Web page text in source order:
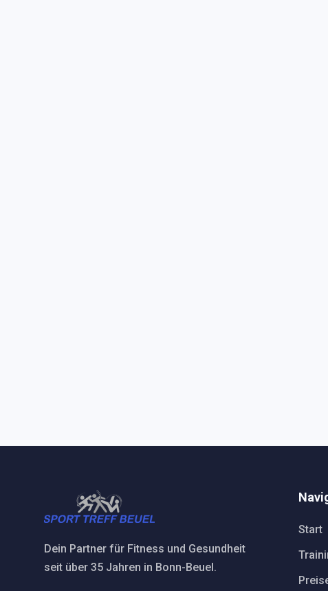
Dein Partner für Fitness und Gesundheit
seit über 35 Jahren in Bonn-Beuel.
Start